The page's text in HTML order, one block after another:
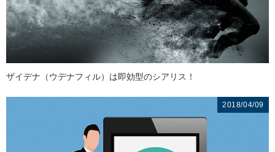
ザイデナ（ウデナフィル）は即効型のシアリス！
2018/04/09